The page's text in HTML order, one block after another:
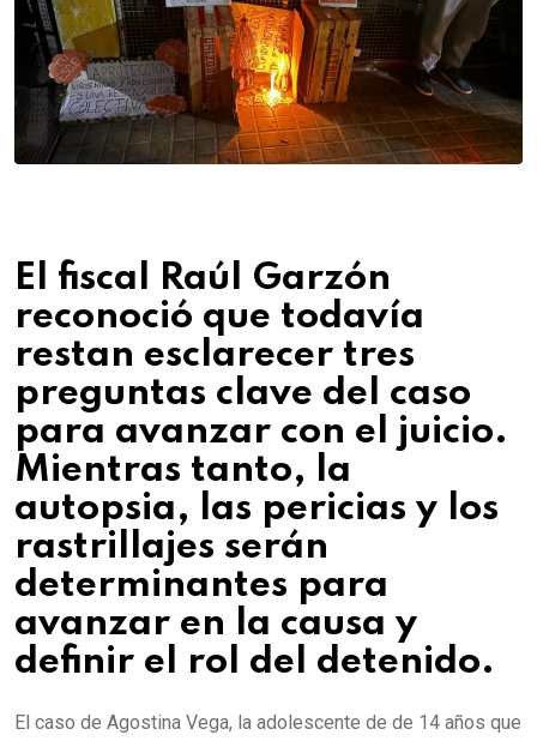
El fiscal Raúl Garzón
reconoció que todavía
restan esclarecer tres
preguntas clave del caso
para avanzar con el juicio.
Mientras tanto, la
autopsia, las pericias y los
rastrillajes serán
determinantes para
avanzar en la causa y
definir el rol del detenido.
El caso de Agostina Vega, la adolescente de de 14 años que